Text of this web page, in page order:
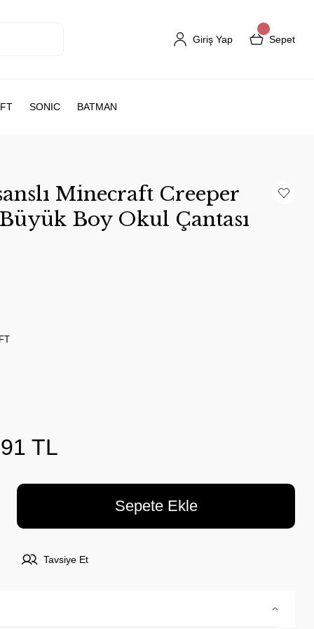
Giriş Yap Sepet
SONIC BATMAN
Minecraft Creeper
Boy Okul Çantası
TL
Sepete Ekle
Tavsiye Et